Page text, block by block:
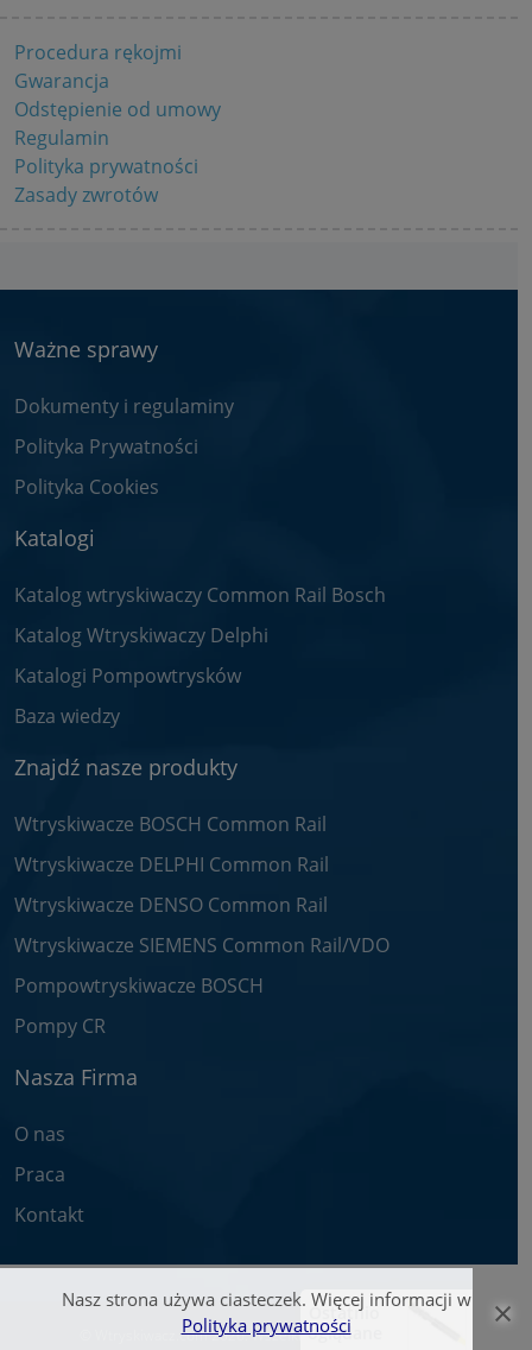
Procedura rękojmi
Gwarancja
Odstępienie od umowy
Regulamin
Polityka prywatności
Zasady zwrotów
Nasz strona używa ciasteczek. Więcej informacji w
Polityka prywatności
×
Ostatnio
oglądane
Ważne sprawy
Dokumenty i regulaminy
Polityka Prywatności
Polityka Cookies
Katalogi
Katalog wtryskiwaczy Common Rail Bosch
Katalog Wtryskiwaczy Delphi
Katalogi Pompowtrysków
Baza wiedzy
Znajdź nasze produkty
Wtryskiwacze BOSCH Common Rail
Wtryskiwacze DELPHI Common Rail
Wtryskiwacze DENSO Common Rail
Wtryskiwacze SIEMENS Common Rail/VDO
Pompowtryskiwacze BOSCH
Pompy CR
Nasza Firma
O nas
Praca
Kontakt
© Wtryskiwacz.com 2026. Wszelkie prawa zastrzeżone.